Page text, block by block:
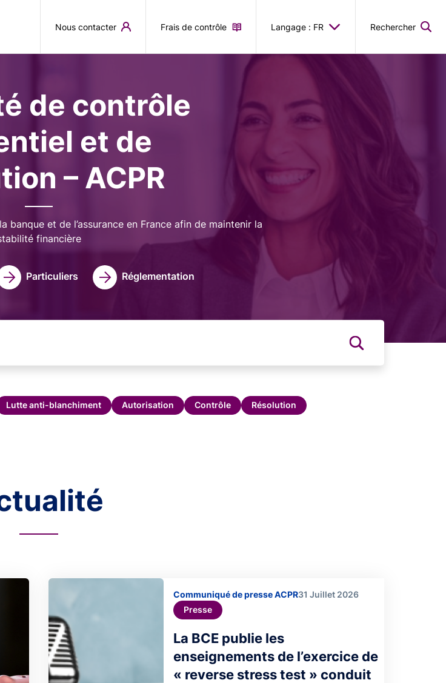
Nous contacter Frais de contrôle Langage : FR Rechercher
de contrôle
et de
– ACPR
banque et de l’assurance en France afin de maintenir la
financière
Particuliers Réglementation
Lutte anti-blanchiment Autorisation Contrôle Résolution
Image
Communiqué de presse ACPR31 Juillet 2026
Presse
La BCE publie les
enseignements de l’exercice de
« reverse stress test » conduit